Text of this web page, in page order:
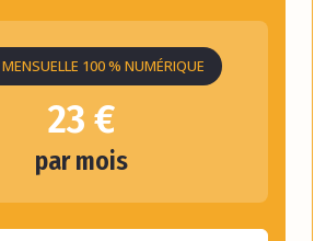
MENSUELLE 100 % NUMÉRIQUE
23 €
par mois